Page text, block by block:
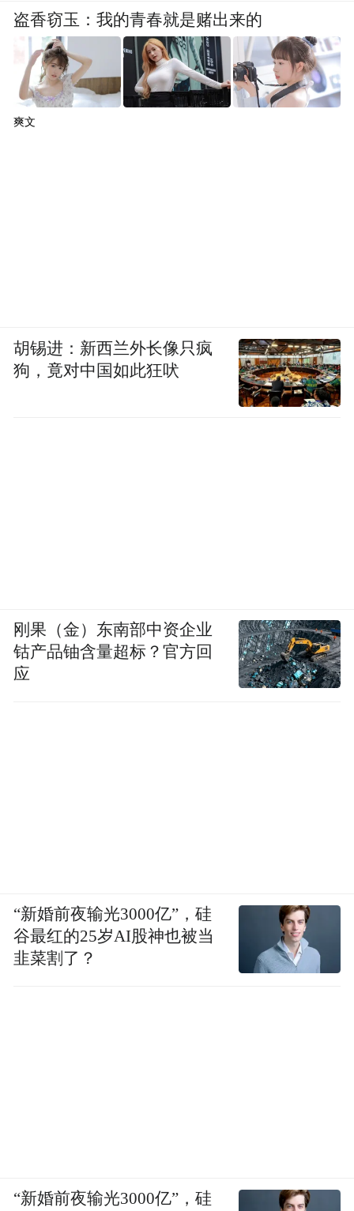
盗香窃玉：我的青春就是赌出来的
爽文
胡锡进：新西兰外长像只疯
狗，竟对中国如此狂吠
刚果（金）东南部中资企业
钴产品铀含量超标？官方回
应
“新婚前夜输光3000亿”，硅
谷最红的25岁AI股神也被当
韭菜割了？
“新婚前夜输光3000亿”，硅